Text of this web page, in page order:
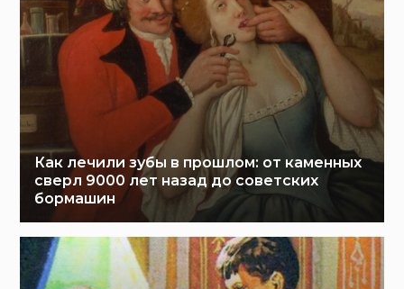
Как лечили зубы в прошлом: от каменных
сверл 9000 лет назад до советских
бормашин